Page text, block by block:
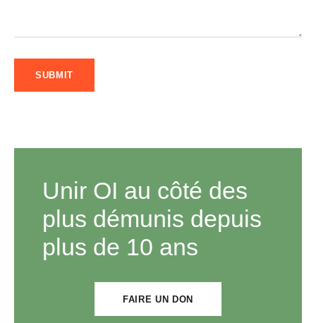
Unir OI au côté des
plus démunis depuis
plus de 10 ans
FAIRE UN DON